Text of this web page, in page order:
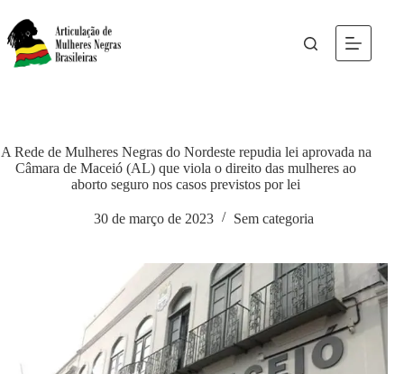
A Rede de Mulheres Negras do Nordeste repudia lei aprovada na
Câmara de Maceió (AL) que viola o direito das mulheres ao
aborto seguro nos casos previstos por lei
30 de março de 2023 Sem categoria